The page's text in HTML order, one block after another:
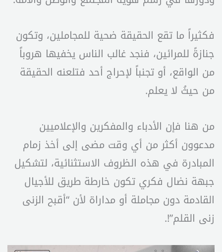
فكثيراً ما تقع الحقيقة ضحية للمجاملين، وتكون
جنازةً للمرائين، فنجد غالب الناس يخفيها هروباً
من الواقع، أو تجنباً لإحراج أحد فتلعنه الحقيقة
من حيثُ لا يعلم.
من هنا فإن الأدباء والمفكرين والإعلاميين
مدعوون أكثر من أي وقت مضى إلى أخذ زمام
المبادرة في هذه الظروف الاستثنائية، لتشكيل
جبهة نضال فكري تكون خارطة طريق للأجيال
القادمة دون مجاملة أو مداراة لأن “أقبح الزنى
زنى القلم”!.